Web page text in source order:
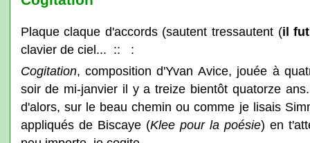
Plaque claque d'accords (sautent tressautent (il
clavier de ciel... :: :
Cogitation, composition d'Yvan Avice, jouée à
soir de mi-janvier il y a treize bientôt quatorze
d'alors, sur le beau chemin ou comme je lisais
appliqués de Biscaye (Klee pour la poésie) en